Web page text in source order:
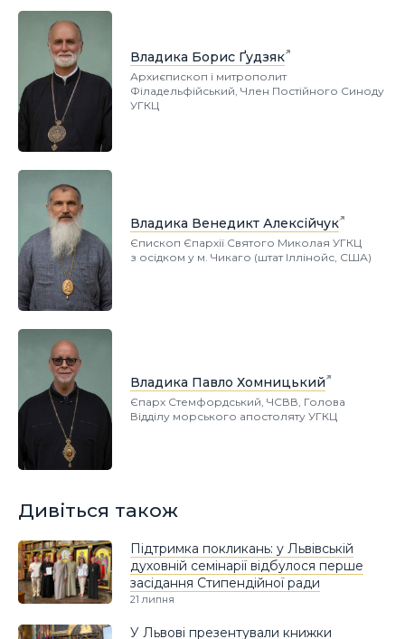
Владика Борис Ґудзяк
Архиєпископ і митрополит
Філадельфійський, Член Постійного Синоду
УГКЦ
Владика Венедикт Алексійчук
Єпископ Єпархії Святого Миколая УГКЦ
з осідком у м. Чикаго (штат Іллінойс, США)
Владика Павло Хомницький
Єпарх Стемфордський, ЧСВВ, Голова
Відділу морського апостоляту УГКЦ
Дивіться також
Підтримка покликань: у Львівській
духовній семінарії відбулося перше
засідання Стипендійної ради
21 липня
У Львові презентували книжки